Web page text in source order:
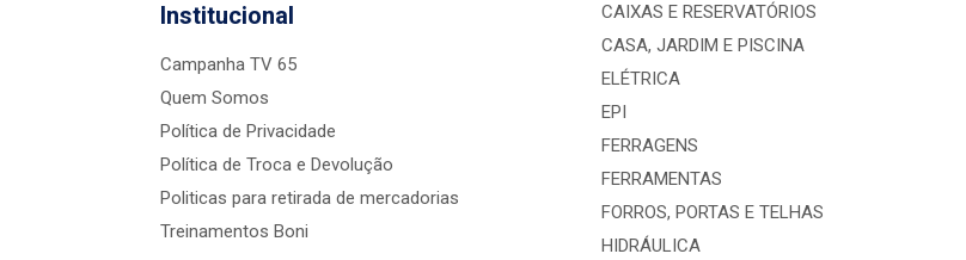
Institucional
Campanha TV 65
Quem Somos
Política de Privacidade
Política de Troca e Devolução
Politicas para retirada de mercadorias
Treinamentos Boni
CAIXAS E RESERVATÓRIOS
CASA, JARDIM E PISCINA
ELÉTRICA
EPI
FERRAGENS
FERRAMENTAS
FORROS, PORTAS E TELHAS
HIDRÁULICA